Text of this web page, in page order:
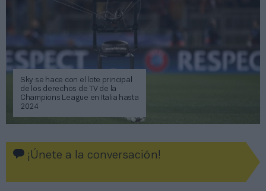
Sky se hace con el lote principal
de los derechos de TV de la
Champions League en Italia hasta
2024
¡Únete a la conversación!